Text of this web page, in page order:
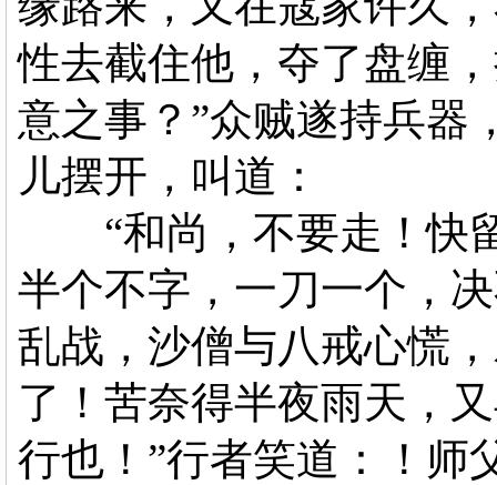
性去截住他，夺了盘缠
意之事？”众贼遂持兵器
儿摆开，叫道：
“和尚，不要走！快
半个不字，一刀一个，
乱战，沙僧与八戒心慌
了！苦奈得半夜雨天，
行也！”行者笑道：！师